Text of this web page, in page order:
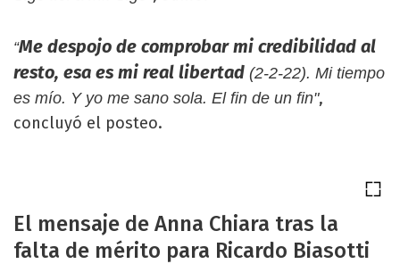
“Me despojo de comprobar mi credibilidad al
resto, esa es mi real libertad (2-2-22). Mi tiempo
es mío. Y yo me sano sola. El fin de un fin",
concluyó el posteo.
El mensaje de Anna Chiara tras la
falta de mérito para Ricardo Biasotti